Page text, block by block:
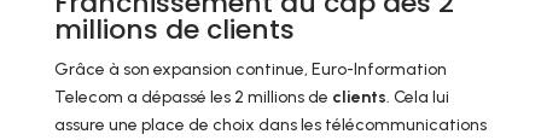
millions de clients
Grâce à son expansion continue, Euro-Information
Telecom a dépassé les 2 millions de clients. Cela lui
assure une place de choix dans les télécommunications